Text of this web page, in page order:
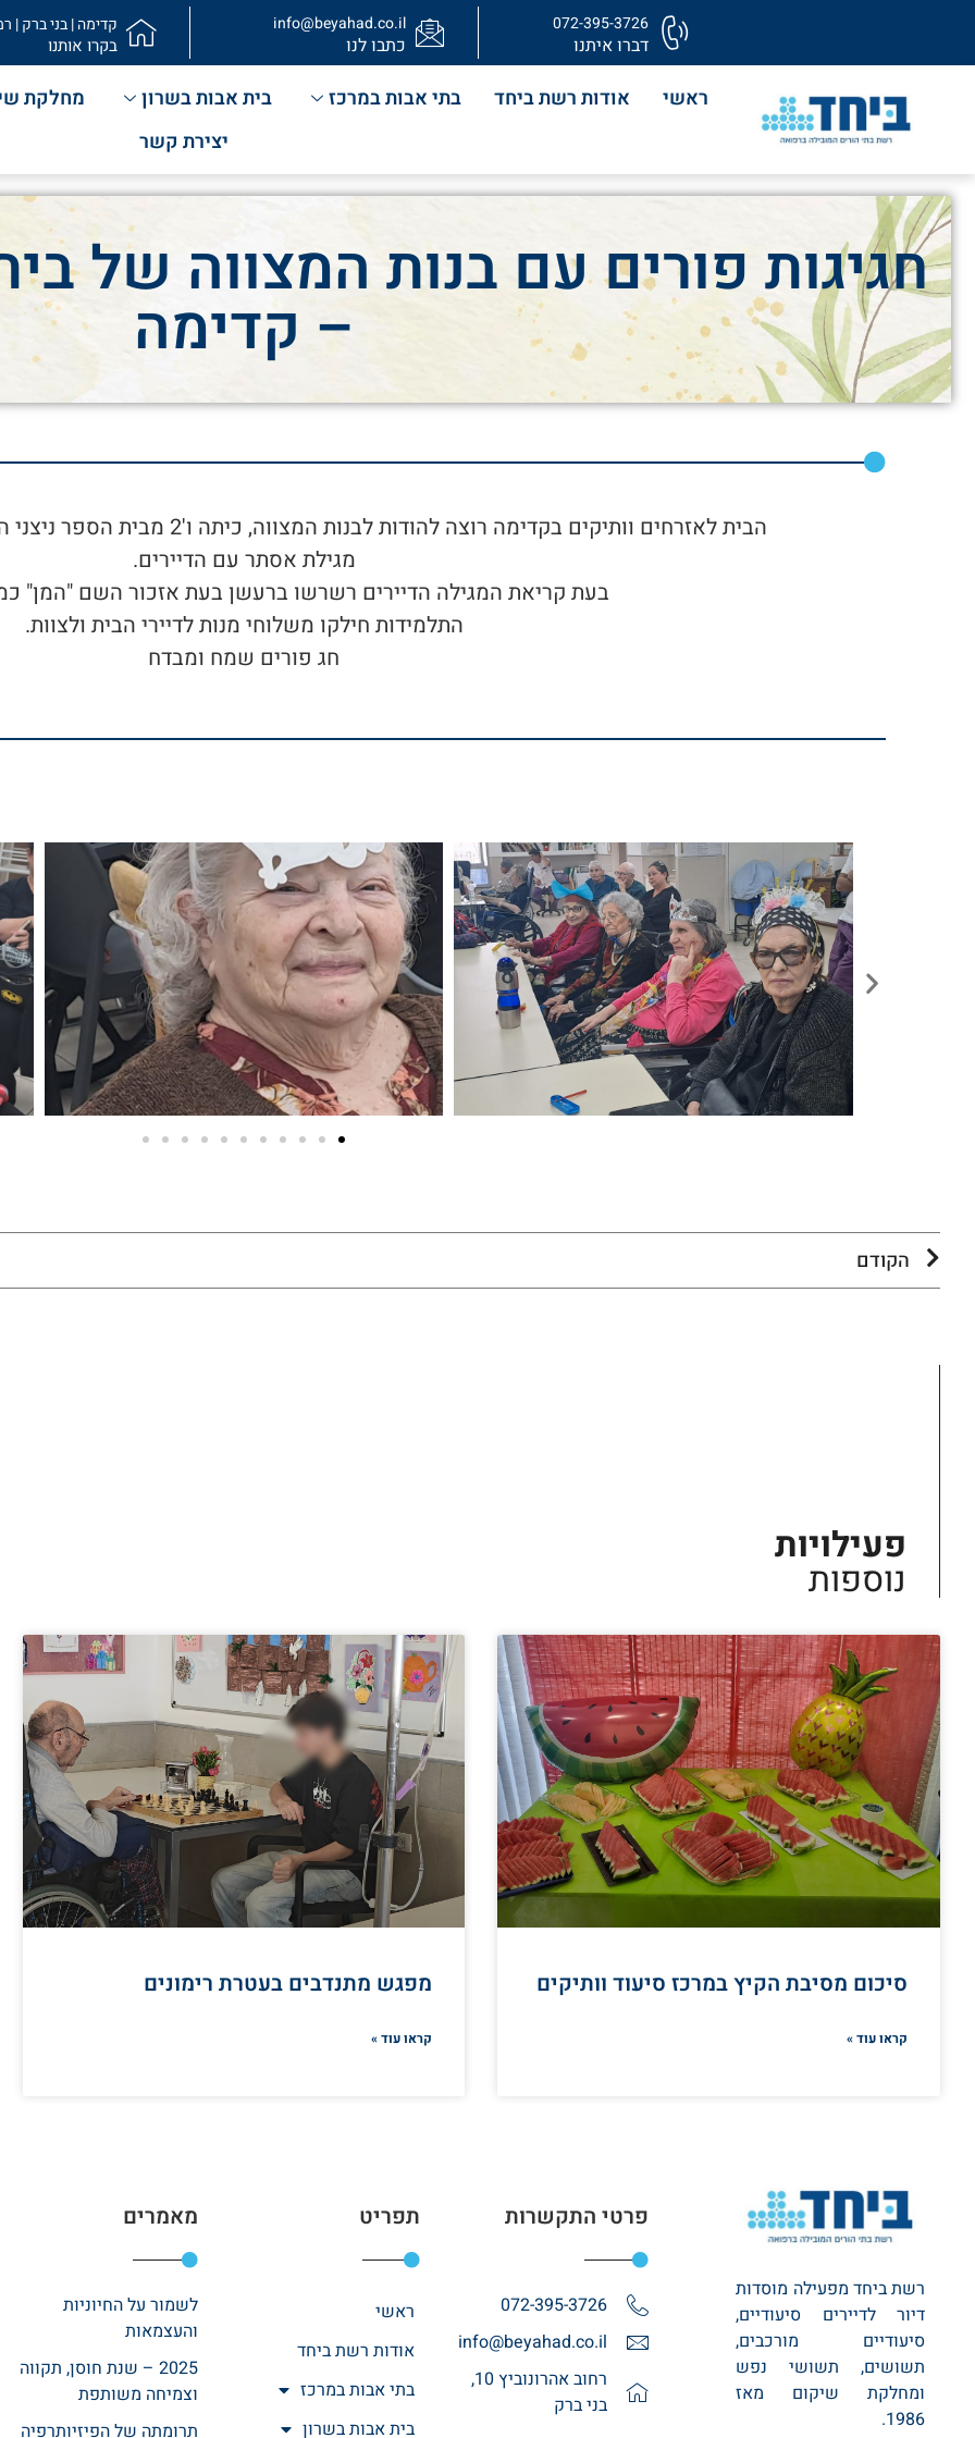
072-395-3726
דברו איתנו
info@beyahad.co.il
כתבו לנו
קדימה | בני ברק |
בקרו אותנו
ראשי אודות רשת ביחד בתי אבות במרכז בית אבות בשרון
מחלקת
יצירת קשר
חגיגות פורים עם בנות המצווה של
– קדימה
הבית לאזרחים וותיקים בקדימה רוצה
מגילת אסתר עם הדיירים.
בעת קריאת המגילה הדיירים רשרשו ברעשן בעת אזכור השם "המן"
התלמידות חילקו משלוחי מנות לדיירי הבית ולצוות.
חג פורים שמח ומבדח
הקודם
פעילויות
נוספות
סיכום מסיבת הקיץ במרכז סיעוד וותיקים
קראו עוד »
מפגש מתנדבים בעטרת רימונים
קראו עוד »
רשת ביחד מפעילה מוסדות
דיור לדיירים סיעודיים,
סיעודיים מורכבים,
תשושים, תשושי נפש
ומחלקת שיקום מאז
1986.
פרטי התקשרות
072-395-3726
info@beyahad.co.il
רחוב אהרונוביץ 10,
בני ברק
תפריט
ראשי
אודות רשת ביחד
בתי אבות במרכז
בית אבות בשרון
מאמרים
לשמור על החיוניות
והעצמאות
2025 – שנת חוסן, תקווה
וצמיחה משותפת
תרומתה של הפיזיותרפיה